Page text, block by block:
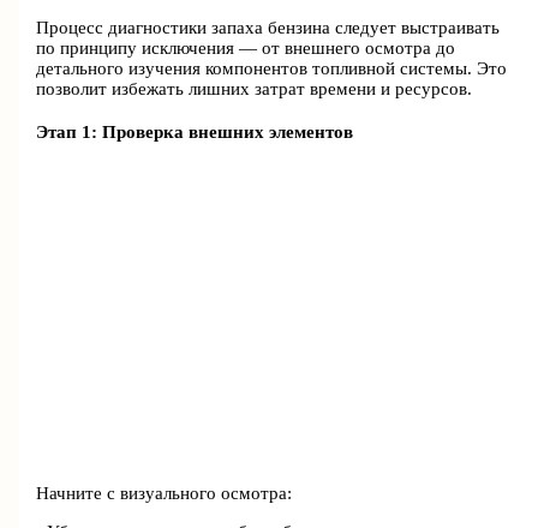
Процесс диагностики запаха бензина следует выстраивать
по принципу исключения — от внешнего осмотра до
детального изучения компонентов топливной системы. Это
позволит избежать лишних затрат времени и ресурсов.
Этап 1: Проверка внешних элементов
Начните с визуального осмотра: